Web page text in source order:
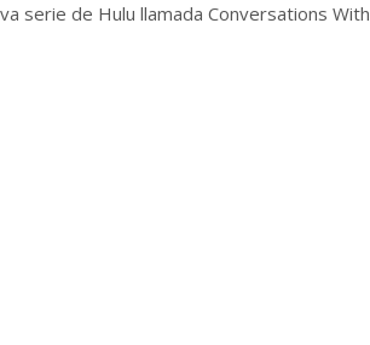
serie de Hulu llamada Conversations With